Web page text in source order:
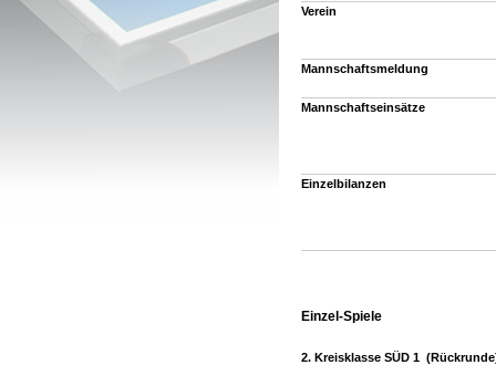
Verein
Mannschaftsmeldung
Mannschaftseinsätze
Einzelbilanzen
Einzel-Spiele
2. Kreisklasse SÜD 1